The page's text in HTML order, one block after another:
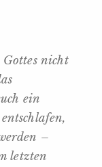
nicht
ein
–
letzten